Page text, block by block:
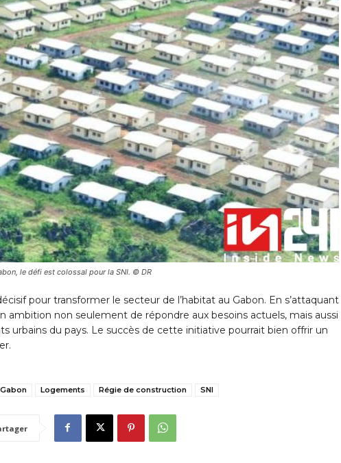
le défi est colossal pour la SNI. © DR
pour transformer le secteur de l’habitat au Gabon. En s’attaquant
ambition non seulement de répondre aux besoins actuels, mais aussi
urbains du pays. Le succès de cette initiative pourrait bien offrir un
Gabon Logements Régie de construction SNI